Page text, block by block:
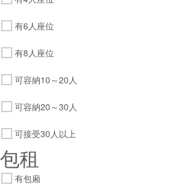
有6人座位
有8人座位
可容納10～20人
可容納20～30人
可接受30人以上
包租
有包廂